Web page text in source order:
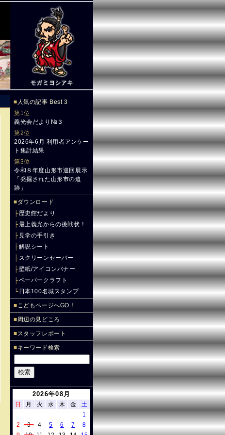
■ 人気の記事 Best 3
第1位
義光会だより№３
第2位
2026年6月 利用者アンケー
ト集計結果
第3位
令和８年度山形市巡回展示
「発掘された山形市の遺
跡」
■ダウンロード
├歴史館だより
├最上義光からの挑戦状！
├ 見学の手引き
├解説シート
├スクリーンセーバー
├壁紙/アイコンバナー
├ペーパークラフト
└ 日本100名城スタンプ
■こどもページへGO！
■周辺の見どころ
■スタッフレポート
■キーワード検索
2026年08月
日 月 火 水 木 金
土
1
2
3 4 5 6 7
8